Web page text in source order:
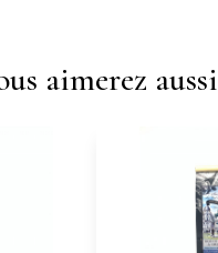
aimerez aussi